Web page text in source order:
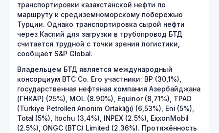
транспортировки казахстанской нефти по
маршруту к средиземноморскому побережью
Турции. Однако транспортировка сырой нефти
через Каспий для загрузки в трубопровод БТД
считается трудной с точки зрения логистики,
сообщает S&P Global.
Владельцем БТД является международный
консорциум BTC Co. Его участники: BP (30,1%),
государственная нефтяная компания Азербайджана
(ГНКАР) (25%), MOL (8.90%), Equinor (8,71%), TPAO
(Türkiye Petrolleri Anonim Ortaklığı) (6,53%), Eni (5%),
Total (5%), Itochu (3,4%), INPEX (2.5%), ExxonMobil
(2.5%), ONGC (BTC) Limited (2.36%). Протяжённость